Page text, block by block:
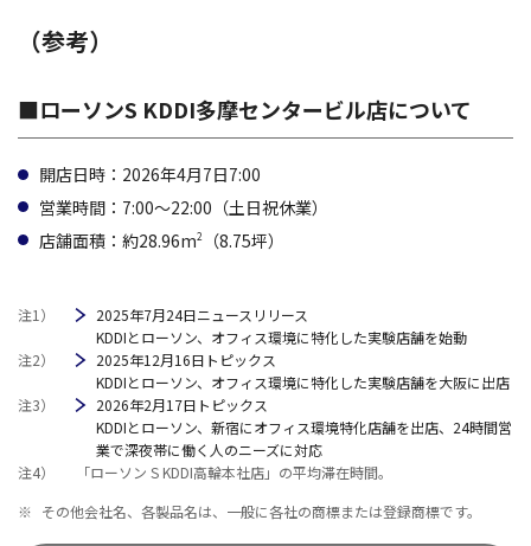
（参考）
■ローソンS KDDI多摩センタービル店について
開店日時：2026年4月7日7:00
営業時間：7:00～22:00（土日祝休業）
店舗面積：約28.96m2（8.75坪）
注1）
2025年7月24日ニュースリリース
KDDIとローソン、オフィス環境に特化した実験店舗を始動
注2）
2025年12月16日トピックス
KDDIとローソン、オフィス環境に特化した実験店舗を大阪に出店
注3）
2026年2月17日トピックス
KDDIとローソン、新宿にオフィス環境特化店舗を出店、24時間営
業で深夜帯に働く人のニーズに対応
注4）
「ローソン S KDDI高輪本社店」の平均滞在時間。
※ その他会社名、各製品名は、一般に各社の商標または登録商標です。